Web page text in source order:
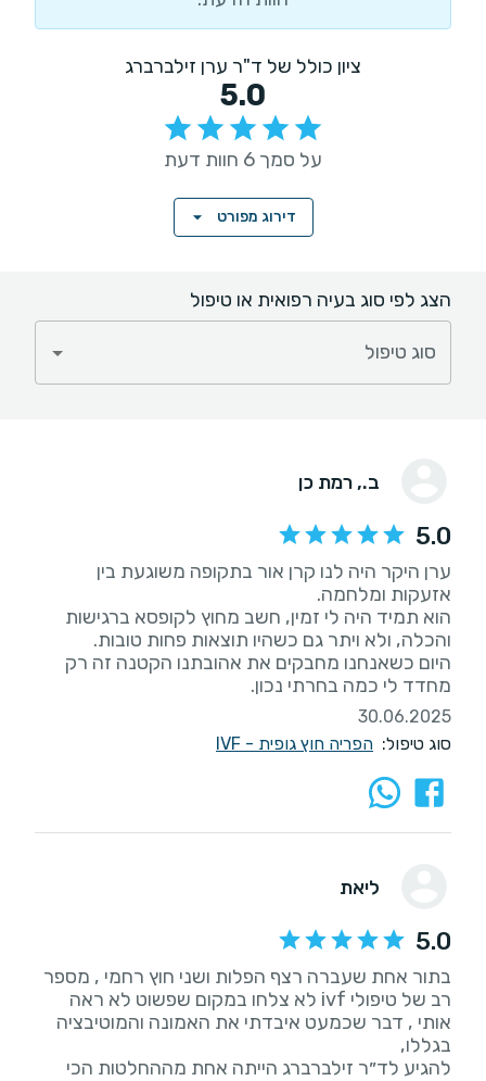
ציון כולל של ד"ר ערן זילברברג
5.0
על סמך 6 חוות דעת
דירוג מפורט
הצג לפי סוג בעיה רפואית או טיפול
סוג טיפול
ב., רמת כן
5.0
ערן היקר היה לנו קרן אור בתקופה משוגעת בין
הוא תמיד היה לי זמין, חשב מחוץ לקופסא ברגישות
היום כשאנחנו מחבקים את אהובתנו הקטנה זה רק
מחדד לי כמה בחרתי נכון.
30.06.2025
סוג טיפול: הפריה חוץ גופית - IVF
ליאת
5.0
בתור אחת שעברה רצף הפלות ושני חוץ רחמי , מספר
רב של טיפולי ivf לא צלחו במקום שפשוט לא ראה
אותי , דבר שכמעט איבדתי את האמונה והמוטיבציה
להגיע לד״ר זילברברג הייתה אחת מההחלטות הכי